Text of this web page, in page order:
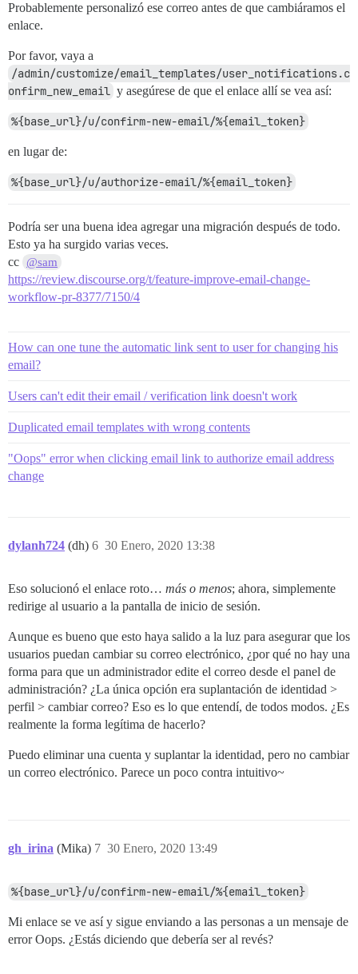
Probablemente personalizó ese correo antes de que cambiáramos el
enlace.
Por favor, vaya a
/admin/customize/email_templates/user_notifications.c
onfirm_new_email y asegúrese de que el enlace allí se vea así:
%{base_url}/u/confirm-new-email/%{email_token}
en lugar de:
%{base_url}/u/authorize-email/%{email_token}
Podría ser una buena idea agregar una migración después de todo.
Esto ya ha surgido varias veces.
cc @sam
https://review.discourse.org/t/feature-improve-email-change-
workflow-pr-8377/7150/4
How can one tune the automatic link sent to user for changing his
email?
Users can't edit their email / verification link doesn't work
Duplicated email templates with wrong contents
"Oops" error when clicking email link to authorize email address
change
dylanh724 (dh) 30 Enero, 2020 13:38
6
Eso solucionó el enlace roto… más o menos; ahora, simplemente
redirige al usuario a la pantalla de inicio de sesión.
Aunque es bueno que esto haya salido a la luz para asegurar que los
usuarios puedan cambiar su correo electrónico, ¿por qué no hay una
forma para que un administrador edite el correo desde el panel de
administración? ¿La única opción era suplantación de identidad >
perfil > cambiar correo? Eso es lo que entendí, de todos modos. ¿Es
realmente la forma legítima de hacerlo?
Puedo eliminar una cuenta y suplantar la identidad, pero no cambiar
un correo electrónico. Parece un poco contra intuitivo~
gh_irina (Mika) 30 Enero, 2020 13:49
7
%{base_url}/u/confirm-new-email/%{email_token}
Mi enlace se ve así y sigue enviando a las personas a un mensaje de
error Oops. ¿Estás diciendo que debería ser al revés?